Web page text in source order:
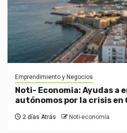
Emprendimiento y Negocios
Noti- Economia: Ayudas a
autónomos por la crisis en
2 días Atrás Noti-economía